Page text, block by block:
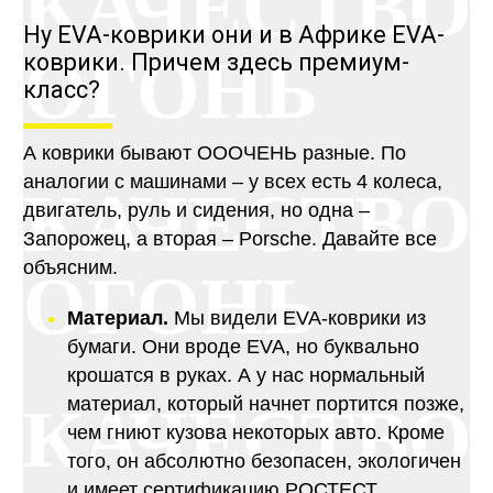
ОГОНЬ
КАЧЕСТВО
ОГОНЬ
КАЧЕСТВО
Ну EVA-коврики они и в Африке EVA-
коврики. Причем здесь премиум-
класс?
А коврики бывают ОООЧЕНЬ разные. По
аналогии с машинами – у всех есть 4 колеса,
двигатель, руль и сидения, но одна –
Запорожец, а вторая – Porsche. Давайте все
объясним.
Материал. Мы видели EVA-коврики из
бумаги. Они вроде EVA, но буквально
крошатся в руках. А у нас нормальный
материал, который начнет портится позже,
чем гниют кузова некоторых авто. Кроме
того, он абсолютно безопасен, экологичен